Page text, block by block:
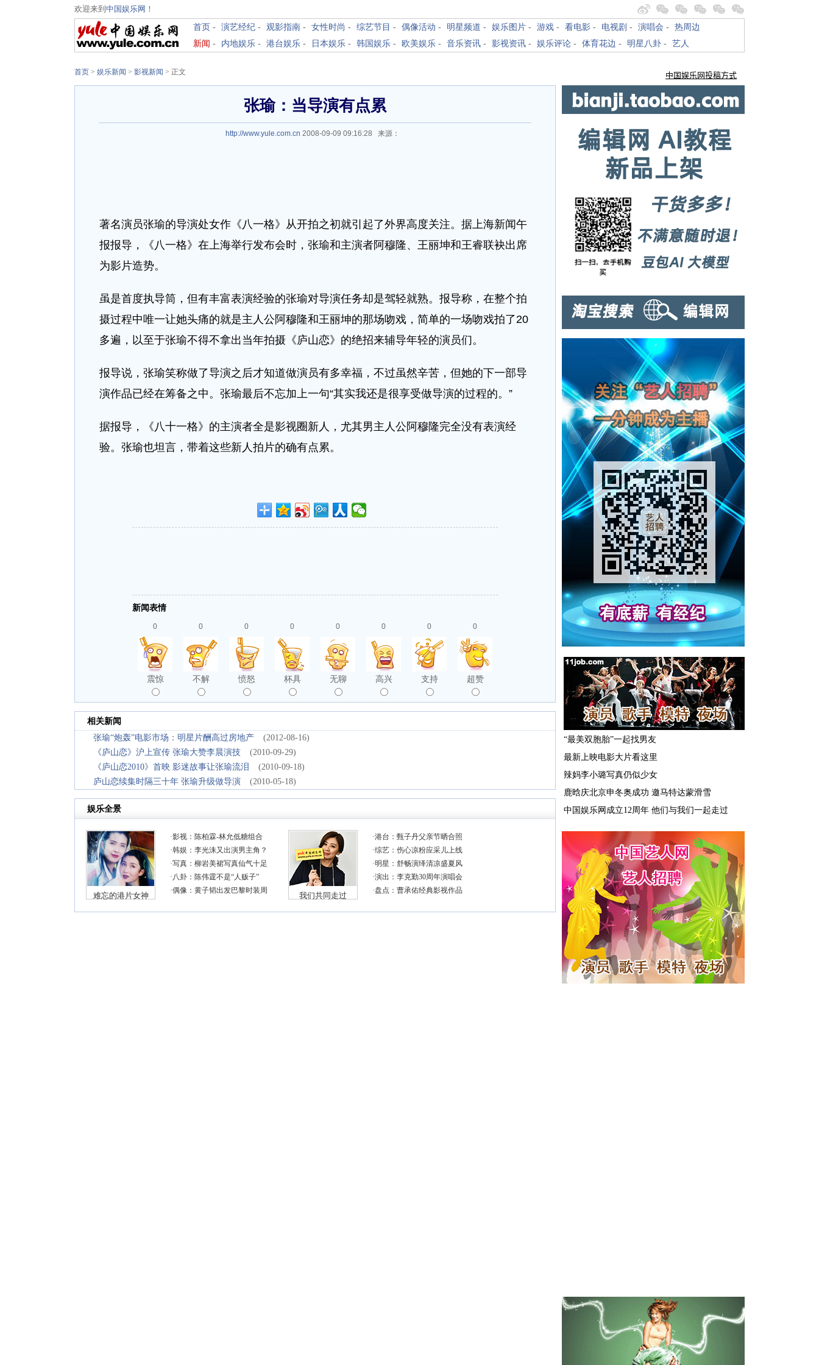
欢迎来到 中国娱乐网 ！
首页 - 演艺经纪 - 观影指南 - 女性时尚 - 综艺节目 - 偶像活动 - 明星频道 - 娱乐图片 - 游戏 - 看电影 - 电视剧 - 演唱会 - 热周边
新闻 - 内地娱乐 - 港台娱乐 - 日本娱乐 - 韩国娱乐 - 欧美娱乐 - 音乐资讯 - 影视资讯 - 娱乐评论 - 体育花边 - 明星八卦 - 艺人
首页 > 娱乐新闻 > 影视新闻 > 正文
张瑜：当导演有点累
http://www.yule.com.cn 2008-09-09 09:16:28 来源：
著名演员张瑜的导演处女作《八一格》从开拍之初就引起了外界高度关注。据上海新闻午
报报导，《八一格》在上海举行发布会时，张瑜和主演者阿穆隆、王丽坤和王睿联袂出席
为影片造势。
虽是首度执导筒，但有丰富表演经验的张瑜对导演任务却是驾轻就熟。报导称，在整个拍
摄过程中唯一让她头痛的就是主人公阿穆隆和王丽坤的那场吻戏，简单的一场吻戏拍了20
多遍，以至于张瑜不得不拿出当年拍摄《庐山恋》的绝招来辅导年轻的演员们。
报导说，张瑜笑称做了导演之后才知道做演员有多幸福，不过虽然辛苦，但她的下一部导
演作品已经在筹备之中。张瑜最后不忘加上一句“其实我还是很享受做导演的过程的。”
据报导，《八十一格》的主演者全是影视圈新人，尤其男主人公阿穆隆完全没有表演经
验。张瑜也坦言，带着这些新人拍片的确有点累。
新闻表情
0
震惊
0
不解
0
愤怒
0
杯具
0
无聊
0
高兴
0
支持
0
超赞
相关新闻
张瑜“炮轰”电影市场：明星片酬高过房地产
(2012-08-16)
《庐山恋》沪上宣传 张瑜大赞李晨演技
(2010-09-29)
《庐山恋2010》首映 影迷故事让张瑜流泪
(2010-09-18)
庐山恋续集时隔三十年 张瑜升级做导演
(2010-05-18)